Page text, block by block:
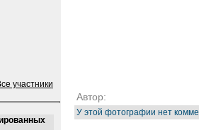
участники
Автор:
У этой фотографии нет